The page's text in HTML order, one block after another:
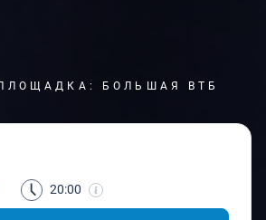
БОЛЬШАЯ ВТБ
20:00